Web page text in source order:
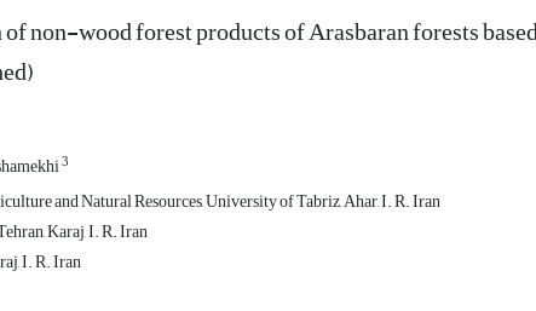
wood forest products of Arasbaran forests
3
and Natural Resources, University of Tabriz, Ahar, I. R. Iran
Karaj, I. R. Iran
I. R. Iran